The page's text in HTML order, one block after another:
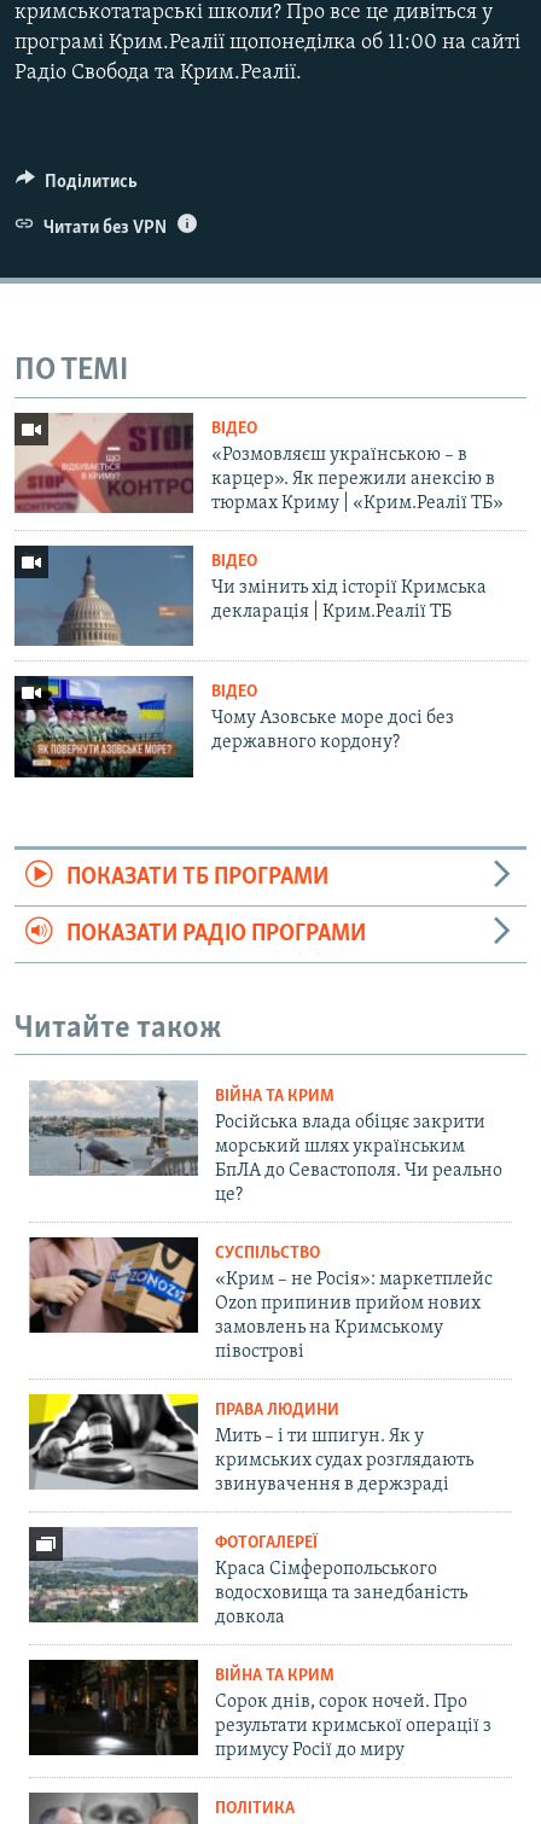
кримськотатарські школи? Про все це дивіться у
програмі Крим.Реалії щопонеділка об 11:00 на сайті
Радіо Свобода та Крим.Реалії.
Поділитись
Читати без VPN
ПО ТЕМІ
ВІДЕО
«Розмовляєш українською – в
карцер». Як пережили анексію в
тюрмах Криму | «Крим.Реалії ТБ»
ВІДЕО
Чи змінить хід історії Кримська
декларація | Крим.Реалії ТБ
ВІДЕО
Чому Азовське море досі без
державного кордону?
ПОКАЗАТИ ТБ ПРОГРАМИ
ПОКАЗАТИ РАДІО ПРОГРАМИ
Читайте також
ВІЙНА ТА КРИМ
Російська влада обіцяє закрити
морський шлях українським
БпЛА до Севастополя. Чи реально
це?
СУСПІЛЬСТВО
«Крим – не Росія»: маркетплейс
Ozon припинив прийом нових
замовлень на Кримському
півострові
ПРАВА ЛЮДИНИ
Мить – і ти шпигун. Як у
кримських судах розглядають
звинувачення в держзраді
ФОТОГАЛЕРЕЇ
Краса Сімферопольського
водосховища та занедбаність
довкола
ВІЙНА ТА КРИМ
Сорок днів, сорок ночей. Про
результати кримської операції з
примусу Росії до миру
ПОЛІТИКА